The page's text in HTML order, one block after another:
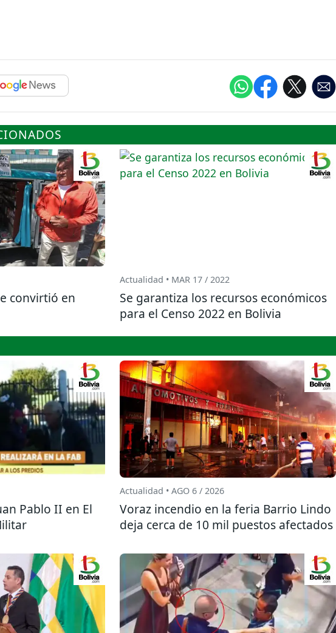
convirtió en
Actualidad • MAR 17 / 2022
Se garantiza los recursos económicos
para el Censo 2022 en Bolivia
Pablo II en El
Actualidad • AGO 6 / 2026
Voraz incendio en la feria Barrio Lindo
deja cerca de 10 mil puestos afectados